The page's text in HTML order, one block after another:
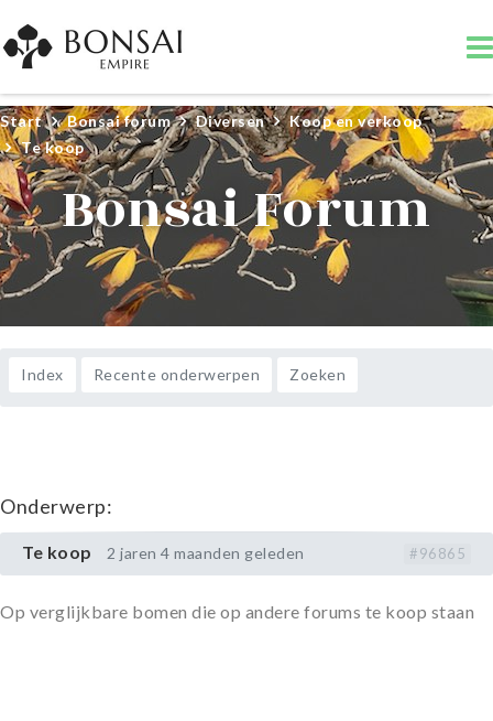
Start Bonsai forum Diversen
Koop en verkoop
Te koop
Bonsai Forum
Index Recente onderwerpen Zoeken
Onderwerp:
Te koop 2 jaren 4 maanden geleden #96865
Op verglijkbare bomen die op andere forums te koop staan